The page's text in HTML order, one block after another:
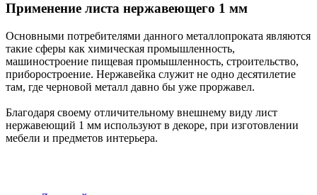
Применение листа нержавеющего 1 мм
Основными потребителями данного металлопроката являются
такие сферы как химическая промышленность,
машиностроение пищевая промышленность, строительство,
приборостроение. Нержавейка служит не одно десятилетие
там, где черновой металл давно бы уже проржавел.
Благодаря своему отличительному внешнему виду лист
нержавеющий 1 мм используют в декоре, при изготовлении
мебели и предметов интерьера.